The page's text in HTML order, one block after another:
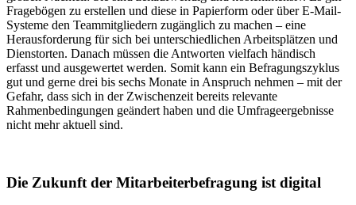
Fragebögen zu erstellen und diese in Papierform oder über E-Mail-
Systeme den Teammitgliedern zugänglich zu machen – eine
Herausforderung für sich bei unterschiedlichen Arbeitsplätzen und
Dienstorten. Danach müssen die Antworten vielfach händisch
erfasst und ausgewertet werden. Somit kann ein Befragungszyklus
gut und gerne drei bis sechs Monate in Anspruch nehmen – mit der
Gefahr, dass sich in der Zwischenzeit bereits relevante
Rahmenbedingungen geändert haben und die Umfrageergebnisse
nicht mehr aktuell sind.
Die Zukunft der Mitarbeiterbefragung ist digital